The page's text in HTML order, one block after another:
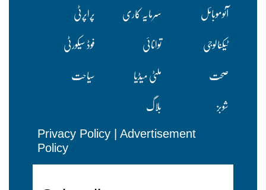
آٹوموبائل
سرمایہ کاری
پراپرٹی
ٹیکنالوجی
توانائی
فوڈ سیکورٹی
صحت
ملٹی میڈیا
سیاحت
شوبز
بلاگ
Privacy Policy
Advertisement
Policy